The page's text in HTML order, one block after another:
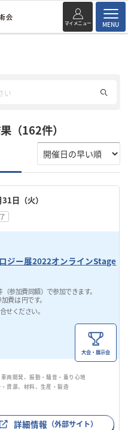
マイメニュー MENU
（162件）
日（火）
ジー展2022オンラインStage
参加費同額）で参加できます。
費は 円です。
せください。
大会・展示会
両開発、振動・騒音・乗り心地
資源、材料、生産・製造
詳細情報 （外部サイト）